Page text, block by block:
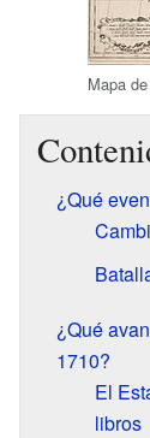
Mapa de
¿Qué
¿Qué
1710?
El
libros